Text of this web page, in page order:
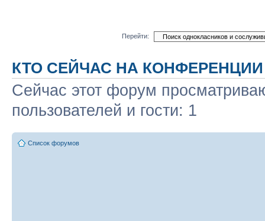
Перейти:
КТО СЕЙЧАС НА КОНФЕРЕНЦИИ
Сейчас этот форум
пользователей и гости: 1
Список форумов